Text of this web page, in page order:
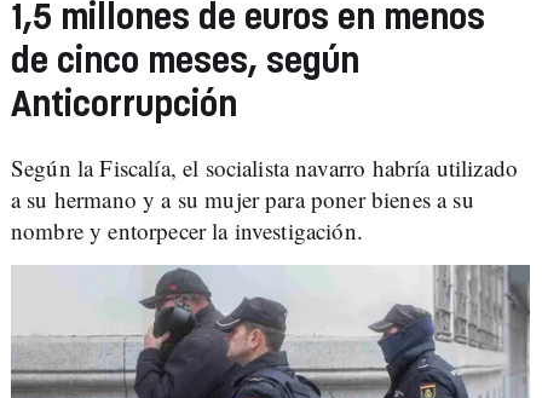
1,5 millones de euros en menos
de cinco meses, según
Anticorrupción
Según la Fiscalía, el socialista navarro habría utilizado
a su hermano y a su mujer para poner bienes a su
nombre y entorpecer la investigación.